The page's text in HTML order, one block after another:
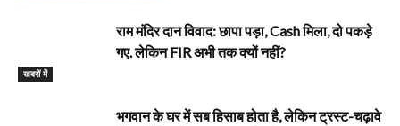
खबरों में
राम मंदिर दान विवाद: छापा पड़ा, Cash मिला, दो पकड़े
गए. लेकिन FIR अभी तक क्यों नहीं?
भगवान के घर में सब हिसाब होता है, लेकिन ट्रस्ट-चढ़ावे